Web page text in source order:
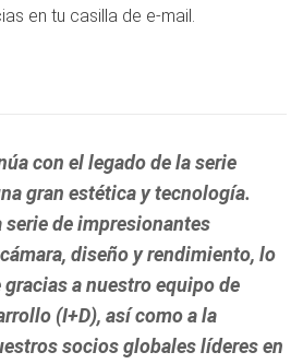
en tu casilla de e-mail.
con el legado de la serie
gran estética y tecnología.
serie de impresionantes
diseño y rendimiento, lo
a nuestro equipo de
(I+D), así como a la
socios globales líderes en